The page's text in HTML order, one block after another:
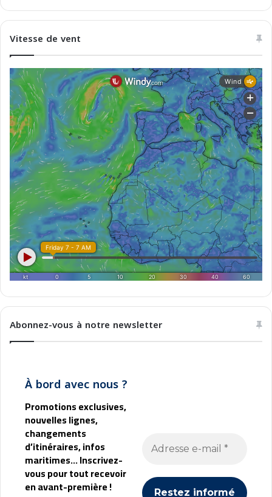
e
s
a
e
O
r
a
n
–
A
i
c
a
n
t
e
0
5
Vitesse de vent
Abonnez-vous à notre newsletter
À bord avec nous ?
Promotions exclusives,
nouvelles lignes,
changements
d’itinéraires, infos
maritimes... Inscrivez-
vous pour tout recevoir
en avant-première !